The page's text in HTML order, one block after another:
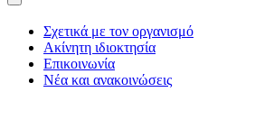
Σχετικά με τον οργανισμό
Ακίνητη ιδιοκτησία
Επικοινωνία
Νέα και ανακοινώσεις